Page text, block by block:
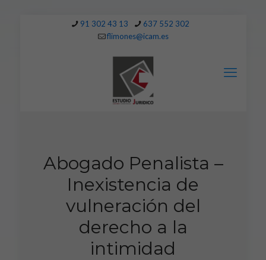
91 302 43 13
637 552 302
flimones@icam.es
Abogado Penalista –
Inexistencia de
vulneración del
derecho a la
intimidad